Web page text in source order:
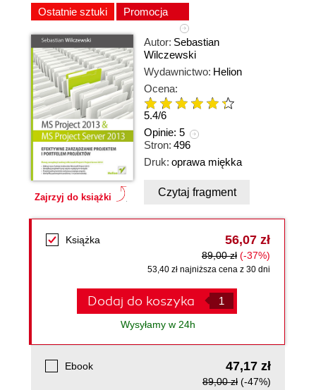
Ostatnie sztuki Promocja
Zajrzyj do książki
Autor: Sebastian
Wilczewski
Wydawnictwo: Helion
Ocena:
5.4/6
Opinie: 5
Stron: 496
Druk: oprawa miękka
Czytaj fragment
Książka 56,07 zł
89,00 zł (-37%)
53,40 zł najniższa cena z 30 dni
Dodaj do koszyka
Wysyłamy w 24h
Ebook 47,17 zł
89,00 zł (-47%)